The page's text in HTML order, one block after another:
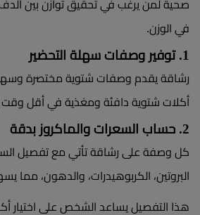
صحية لمن يرغب في تحقيق توازن بين
في الوزن.
1. توفير وصفات سهلة التحضير
رشاقة يقدم وصفات شتوية مختصرة
أكلات شتوية دافئة ومغذية في أقل وقت
2. حساب السعرات والماكروز بدقة
كل وصفة على رشاقة تأتي مع تفصيل
البروتين، الكربوهيدرات، والدهون، مما
هذا التفصيل يساعد الشخص على اختيار